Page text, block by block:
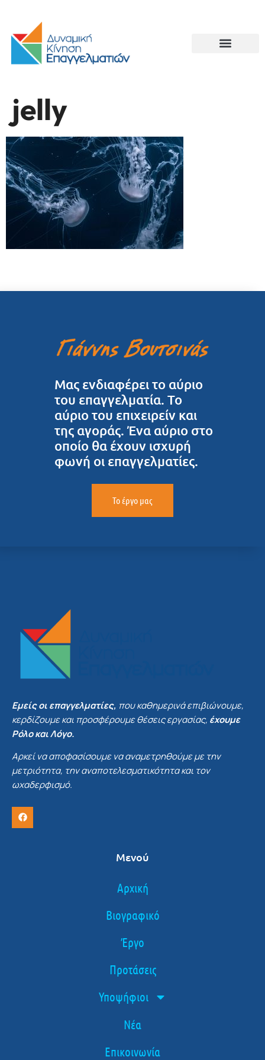
jelly
Μας ενδιαφέρει το αύριο
του επαγγελματία. Το
αύριο του επιχειρείν και
της αγοράς. Ένα αύριο στο
οποίο θα έχουν ισχυρή
φωνή οι επαγγελματίες.
Το έργο μας
Εμείς οι επαγγελματίες, που καθημερινά επιβιώνουμε,
κερδίζουμε και προσφέρουμε θέσεις εργασίας, έχουμε
Ρόλο και Λόγο.
Αρκεί να αποφασίσουμε να αναμετρηθούμε με την
μετριότητα, την αναποτελεσματικότητα και τον
ωχαδερφισμό.
Μενού
Αρχική
Βιογραφικό
Έργο
Προτάσεις
Υποψήφιοι
Νέα
Επικοινωνία